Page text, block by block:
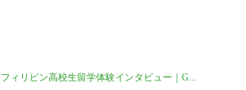
フィリピン高校生留学体験インタビュー｜G...